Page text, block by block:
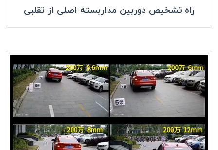
راه تشخیص دوربین مداربسته اصلی از تقلبی